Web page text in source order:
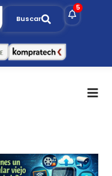
Buscar
5